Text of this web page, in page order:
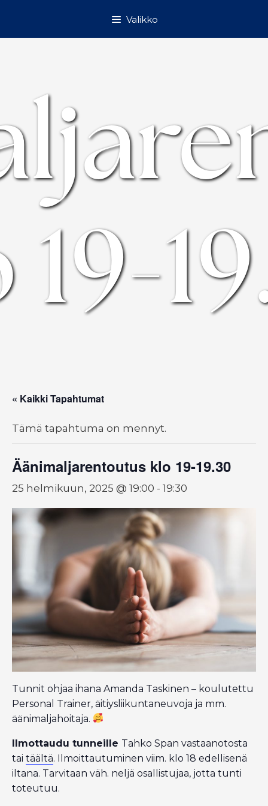
Valikko
« Kaikki Tapahtumat
Tämä tapahtuma on mennyt.
Äänimaljarentoutus klo 19-19.30
25 helmikuun, 2025 @ 19:00 - 19:30
Tunnit ohjaa ihana Amanda Taskinen – koulutettu
Personal Trainer, äitiysliikuntaneuvoja ja mm.
äänimaljahoitaja.
Ilmottaudu tunneille Tahko Span vastaanotosta
tai täältä. Ilmoittautuminen viim. klo 18 edellisenä
iltana. Tarvitaan väh. neljä osallistujaa, jotta tunti
toteutuu.